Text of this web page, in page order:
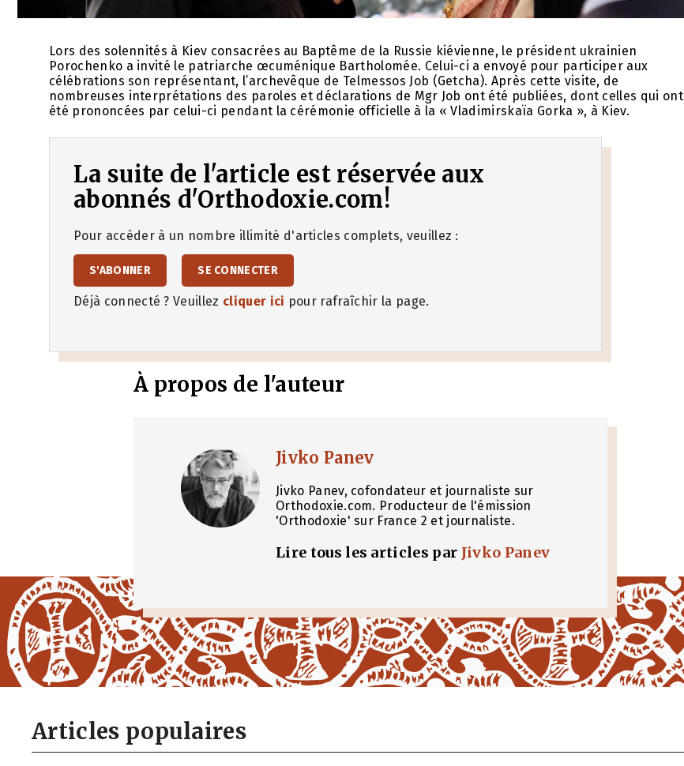
Lors des solennités à Kiev consacrées au Baptême de la Russie kiévienne, le président ukrainien
Porochenko a invité le patriarche œcuménique Bartholomée. Celui-ci a envoyé pour participer aux
célébrations son représentant, l’archevêque de Telmessos Job (Getcha). Après cette visite, de
nombreuses interprétations des paroles et déclarations de Mgr Job ont été publiées, dont celles qui ont
été prononcées par celui-ci pendant la cérémonie officielle à la « Vladimirskaïa Gorka », à Kiev.
La suite de l'article est réservée aux
abonnés d'Orthodoxie.com!
Pour accéder à un nombre illimité d'articles complets, veuillez :
S'ABONNER SE CONNECTER
Déjà connecté ? Veuillez cliquer ici pour rafraîchir la page.
À propos de l'auteur
Jivko Panev
Jivko Panev, cofondateur et journaliste sur
Orthodoxie.com. Producteur de l'émission
'Orthodoxie' sur France 2 et journaliste.
Lire tous les articles par Jivko Panev
Articles populaires